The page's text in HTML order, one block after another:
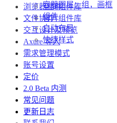
容器图层：组，画框
组件
自动布局
快捷样式
空间组件库
官方组件库
浏览器插件
文件协作
交互设计及预览
Axure 导入
需求管理模式
账号设置
定价
2.0 Beta 内测
常见问题
更新日志